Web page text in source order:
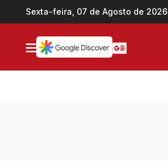
Ir direto pro conteúdo
Sexta-feira, 07 de Agosto de 2026